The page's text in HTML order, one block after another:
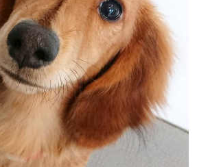
て女性らしいカーデにすっき
りとしたチタンフレームのid
eaのめがね。.足し算引き算
もすこしづつ。.あわせてこ
ちらもどうぞ︎@haus_howell
.#margarethowell #johnsme
dley #polo collar cardigan #
cardigan #micahirosawa#o
ptical #眼鏡#めがねコーデ